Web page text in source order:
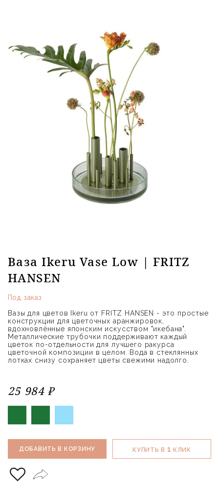
Ваза Ikeru Vase Low | FRITZ
HANSEN
Под заказ
Вазы для цветов Ikeru от FRITZ HANSEN - это простые
конструкции для цветочных аранжировок,
вдохновлённые японским искусством "икебана".
Металлические трубочки поддерживают каждый
цветок по-отдельности для лучшего ракурса
цветочной композиции в целом. Вода в стеклянных
лотках снизу сохраняет цветы свежими надолго.
25 984 ₽
ДОБАВИТЬ В КОРЗИНУ КУПИТЬ В 1 КЛИК